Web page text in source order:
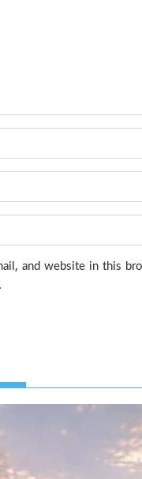
and website in this